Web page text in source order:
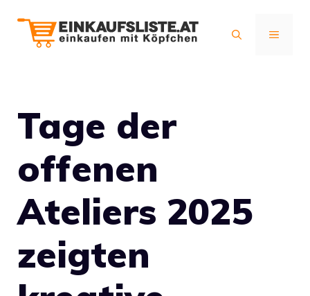
Inhalt
MENÜ
Tage der
offenen
Ateliers 2025
zeigten